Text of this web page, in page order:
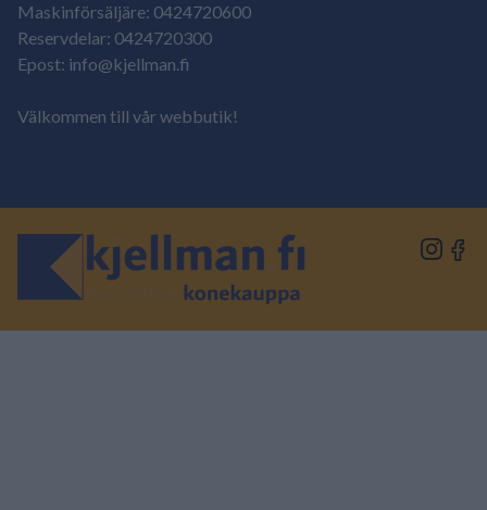
Maskinförsäljäre: 0424720600
Reservdelar: 0424720300
Epost: info@kjellman.fi
Välkommen till vår webbutik!